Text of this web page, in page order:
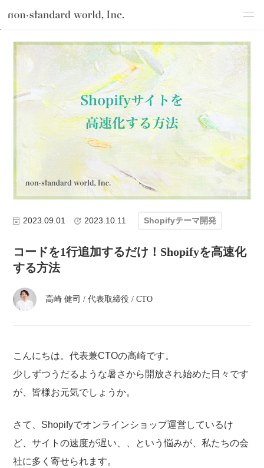
about
service
works
flow
shop
blog
recruit
contact
TOP ブログ テクノロジー Shopify開発 Shopifyテーマ開発
2023.09.01 2023.10.11 Shopifyテーマ開発
コードを1行追加するだけ！Shopifyを高速化
する方法
高崎 健司 /代表取締役 / CTO
こんにちは。代表兼CTOの高崎です。
少しずつうだるような暑さから開放され始めた日々です
が、皆様お元気でしょうか。
さて、Shopifyでオンラインショップ運営しているけ
ど、サイトの速度が遅い、、という悩みが、私たちの会
社に多く寄せられます。